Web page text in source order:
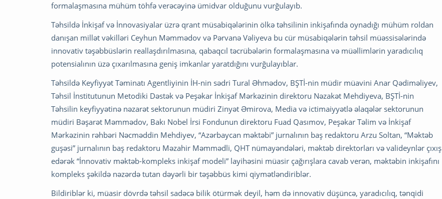
formalaşmasına mühüm töhfə verəcəyinə ümidvar olduğunu vurğulayıb.
Təhsildə İnkişaf və İnnovasiyalar üzrə qrant müsabiqələrinin ölkə təhsilinin inkişafında oynadığı mühüm roldan
danışan millət vəkilləri Ceyhun Məmmədov və Pərvanə Vəliyeva bu cür müsabiqələrin təhsil müəssisələrində
innovativ təşəbbüslərin reallaşdırılmasına, qabaqcıl təcrübələrin formalaşmasına və müəllimlərin yaradıcılıq
potensialının üzə çıxarılmasına geniş imkanlar yaratdığını vurğulayıblar.
Təhsildə Keyfiyyət Təminatı Agentliyinin İH-nin sədri Tural Əhmədov, BŞTİ-nin müdir müavini Anar Qədiməliyev,
Təhsil İnstitutunun Metodiki Dəstək və Peşəkar İnkişaf Mərkəzinin direktoru Nəzakət Mehdiyeva, BŞTİ-nin
Təhsilin keyfiyyətinə nəzarət sektorunun müdiri Zinyət Əmirova, Media və ictimaiyyətlə əlaqələr sektorunun
müdiri Bəşarət Məmmədov, Bakı Nobel İrsi Fondunun direktoru Fuad Qasımov, Peşəkar Təlim və İnkişaf
Mərkəzinin rəhbəri Nəcməddin Mehdiyev, “Azərbaycan məktəbi” jurnalının baş redaktoru Arzu Soltan, “Məktəb
guşəsi” jurnalının baş redaktoru Məzahir Məmmədli, QHT nümayəndələri, məktəb direktorları və valideynlər çıxış
edərək “İnnovativ məktəb-kompleks inkişaf modeli” layihəsini müasir çağırışlara cavab verən, məktəbin inkişafını
kompleks şəkildə nəzərdə tutan dəyərli bir təşəbbüs kimi qiymətləndiriblər.
Bildiriblər ki, müasir dövrdə təhsil sadəcə bilik ötürmək deyil, həm də innovativ düşüncə, yaradıcılıq, tənqidi